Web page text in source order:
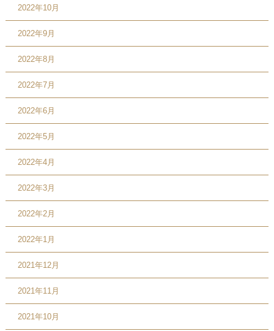
2022年10月
2022年9月
2022年8月
2022年7月
2022年6月
2022年5月
2022年4月
2022年3月
2022年2月
2022年1月
2021年12月
2021年11月
2021年10月